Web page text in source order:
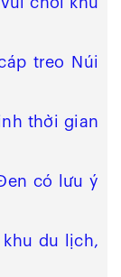
treo Núi
thời gian
có lưu ý
du lịch,